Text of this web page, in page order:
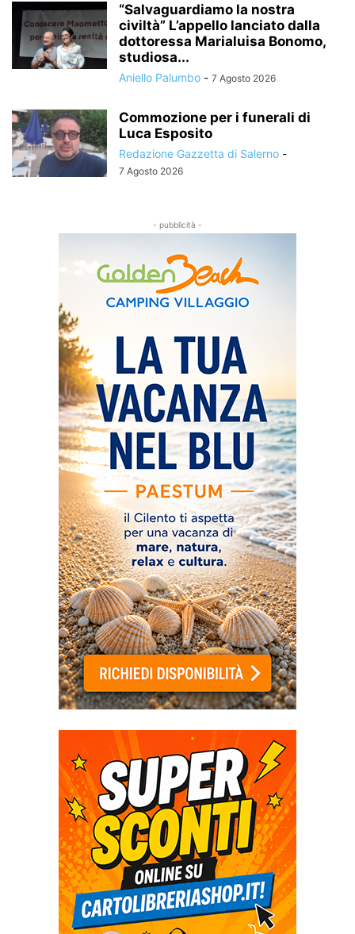
“Salvaguardiamo la nostra
civiltà” L’appello lanciato dalla
dottoressa Marialuisa Bonomo,
studiosa...
Aniello Palumbo - 7 Agosto 2026
Commozione per i funerali di
Luca Esposito
Redazione Gazzetta di Salerno -
7 Agosto 2026
- pubblicità -